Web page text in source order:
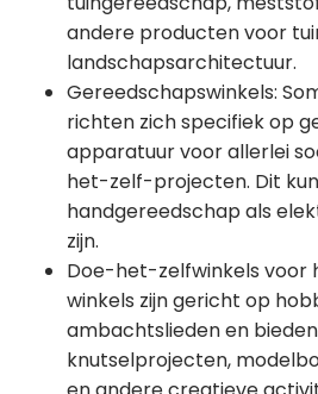
andere producten voor
landschapsarchitectuur.
Gereedschapswinkels:
richten zich specifiek op
apparatuur voor allerlei
het-zelf-projecten. Dit
handgereedschap als
zijn.
Doe-het-zelfwinkels voor
winkels zijn gericht op
ambachtslieden en
knutselprojecten,